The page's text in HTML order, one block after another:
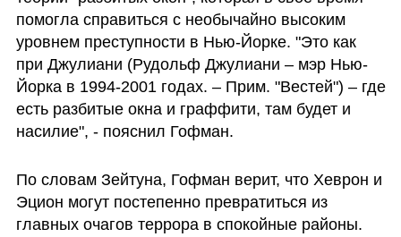
помогла справиться с необычайно высоким
уровнем преступности в Нью-Йорке. "Это как
при Джулиани (Рудольф Джулиани – мэр Нью-
Йорка в 1994-2001 годах. – Прим. "Вестей") – где
есть разбитые окна и граффити, там будет и
насилие", - пояснил Гофман.
По словам Зейтуна, Гофман верит, что Хеврон и
Эцион могут постепенно превратиться из
главных очагов террора в спокойные районы.